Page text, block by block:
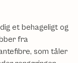
et behageligt og
fra
som tåler